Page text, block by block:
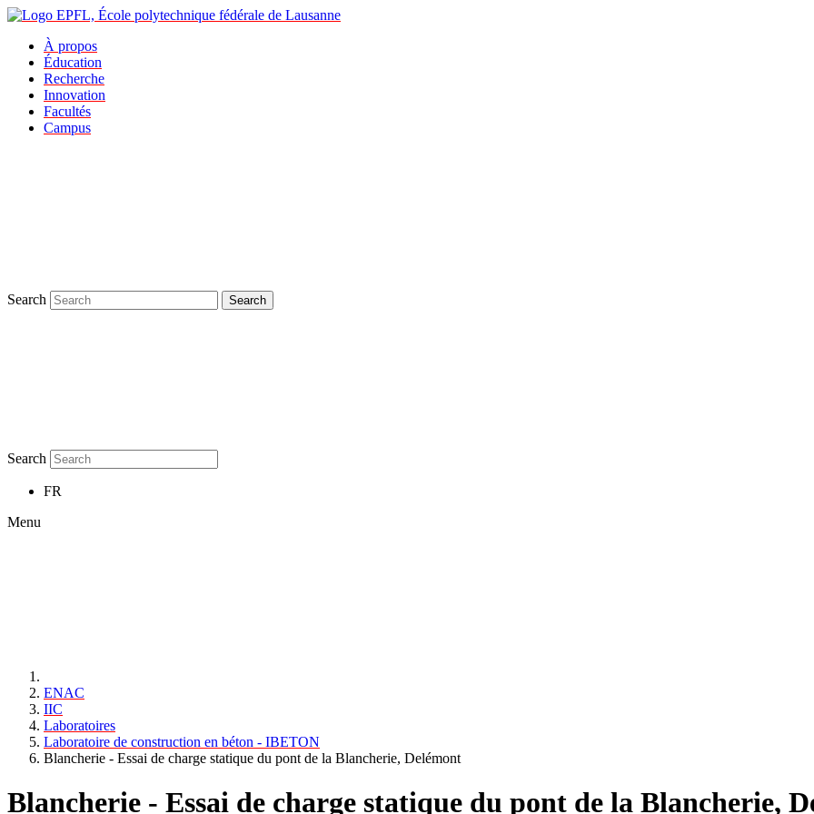
À propos
Éducation
Recherche
Innovation
Facultés
Campus
Search Search
Search
FR
Menu
ENAC
IIC
Laboratoires
Laboratoire de construction en béton - IBETON
Blancherie - Essai de charge statique du pont de la Blancherie, Delémont
Blancherie - Essai de charge statique du pont de la Blancherie,